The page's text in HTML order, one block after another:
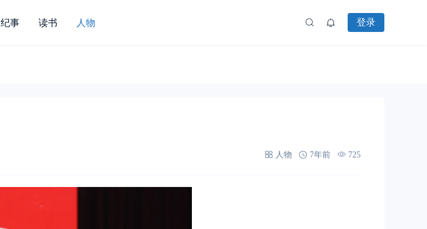
纪事 读书 人物 登录
人物 7年前 725